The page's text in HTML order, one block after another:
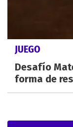
JUEGO
Desafío
forma de